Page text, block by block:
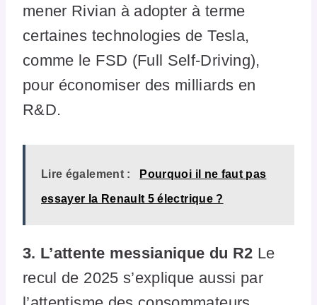
mener Rivian à adopter à terme
certaines technologies de Tesla,
comme le FSD (Full Self-Driving),
pour économiser des milliards en
R&D.
Lire également : Pourquoi il ne faut pas
essayer la Renault 5 électrique ?
3. L’attente messianique du R2 Le
recul de 2025 s’explique aussi par